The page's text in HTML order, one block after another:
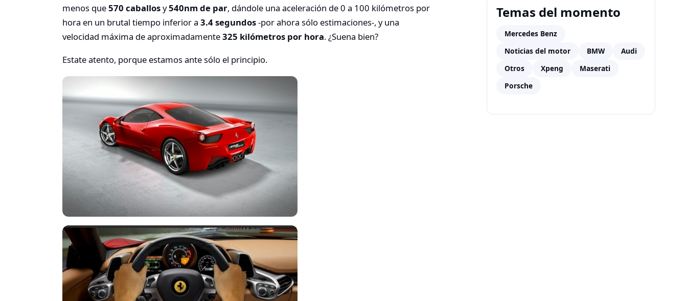
menos que570 caballosy540nm de par, dándole una aceleración de 0 a 100 kilómetros por
hora en un brutal tiempo inferior a 3.4 segundos-por ahora sólo estimaciones-, y una
velocidad máxima de aproximadamente325 kilómetros por hora. ¿Suena bien?
Estate atento, porque estamos ante sólo el principio.
Temas del momento
Mercedes Benz
Noticias del motor
BMW
Audi
Otros
Xpeng
Maserati
Porsche